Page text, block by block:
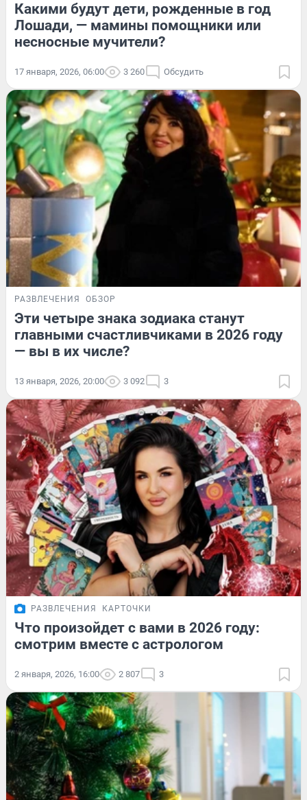
Какими будут дети, рожденные в год
Лошади, — мамины помощники или
несносные мучители?
17 января, 2026, 06:00 3 260 Обсудить
РАЗВЛЕЧЕНИЯ ОБЗОР
Эти четыре знака зодиака станут
главными счастливчиками в 2026 году
— вы в их числе?
13 января, 2026, 20:00 3 092 3
РАЗВЛЕЧЕНИЯ КАРТОЧКИ
Что произойдет с вами в 2026 году:
смотрим вместе с астрологом
2 января, 2026, 16:00 2 807 3